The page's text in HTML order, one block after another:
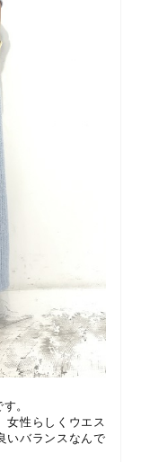
。
女性らしくウエス
いバランスなんで